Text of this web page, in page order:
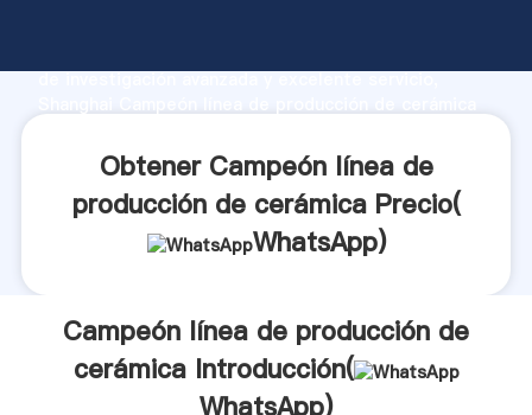
de investigación avanzada y excelente servicio,
clientes.Obtener Campeón línea de
producción de cerámica Precio(
WhatsApp)
Campeón línea de producción de
cerámica Introducción(
WhatsApp)